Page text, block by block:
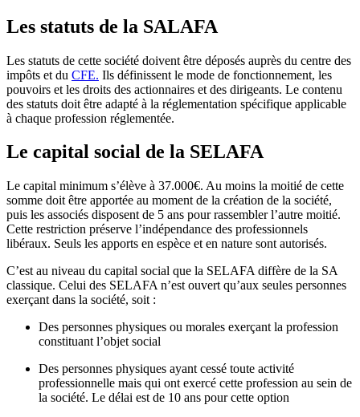
Les statuts de la SALAFA
Les statuts de cette société doivent être déposés auprès du centre des
impôts et du CFE. Ils définissent le mode de fonctionnement, les
pouvoirs et les droits des actionnaires et des dirigeants. Le contenu
des statuts doit être adapté à la réglementation spécifique applicable
à chaque profession réglementée.
Le capital social de la SELAFA
Le capital minimum s’élève à 37.000€. Au moins la moitié de cette
somme doit être apportée au moment de la création de la société,
puis les associés disposent de 5 ans pour rassembler l’autre moitié.
Cette restriction préserve l’indépendance des professionnels
libéraux. Seuls les apports en espèce et en nature sont autorisés.
C’est au niveau du capital social que la SELAFA diffère de la SA
classique. Celui des SELAFA n’est ouvert qu’aux seules personnes
exerçant dans la société, soit :
Des personnes physiques ou morales exerçant la profession
constituant l’objet social
Des personnes physiques ayant cessé toute activité
professionnelle mais qui ont exercé cette profession au sein de
la société. Le délai est de 10 ans pour cette option